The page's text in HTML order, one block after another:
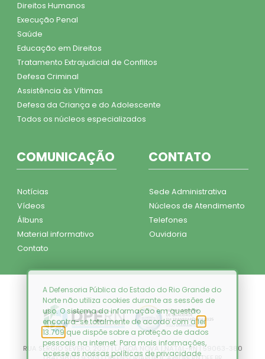
Direitos Humanos
Execução Penal
Saúde
Educação em Direitos
Tratamento Extrajudicial de Conflitos
Defesa Criminal
Assistência às Vítimas
Defesa da Criança e do Adolescente
Todos os núcleos especializados
COMUNICAÇÃO
Notícias
Vídeos
Álbuns
Material informativo
Contato
CONTATO
Sede Administrativa
Núcleos de Atendimento
Telefones
Ouvidoria
RUA SÉRGIO SEVERO, 2037 | LAGOA NOVA | NATAL-RN | 59063-380
A Defensoria Pública do Estado do Rio Grande do
Norte não utiliza cookies durante as sessões de
uso. O sistema da informação em questão
encontra-se totalmente de acordo com alei
13.709 que dispõe sobre a proteção de dados
pessoais na internet. Para mais informações,
acesse as nossas políticas de privacidade.